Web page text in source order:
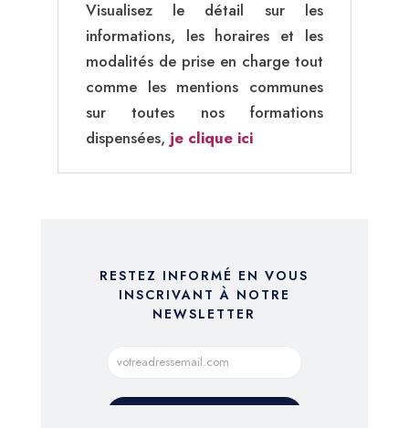
Visualisez le détail sur les
informations, les horaires et les
modalités de prise en charge tout
comme les mentions communes
sur toutes nos formations
dispensées, je clique ici
RESTEZ INFORMÉ EN VOUS
INSCRIVANT À NOTRE
NEWSLETTER